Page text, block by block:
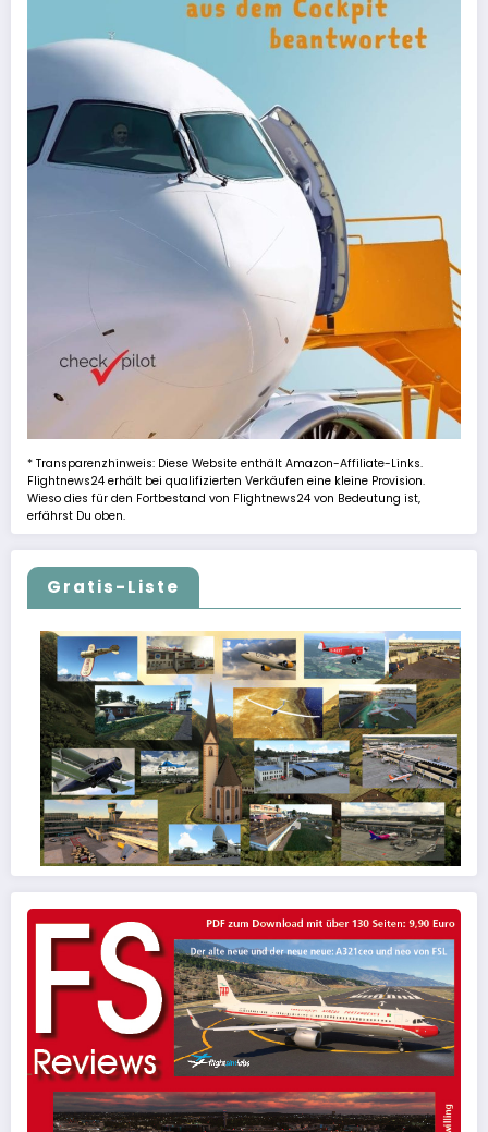
* Transparenzhinweis: Diese Website enthält Amazon-Affiliate-Links.
Flightnews24 erhält bei qualifizierten Verkäufen eine kleine Provision.
Wieso dies für den Fortbestand von Flightnews24 von Bedeutung ist,
erfährst Du oben.
Gratis-Liste